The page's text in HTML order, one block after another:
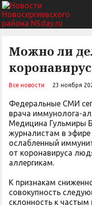
Можно ли
Все новости 23 ноября
Федеральные СМИ
врача иммунолога-
Медицина Гульмиры
журналистам в
ослабленный
от коронавируса
аллергикам.
К признакам
совокупность
склонность к